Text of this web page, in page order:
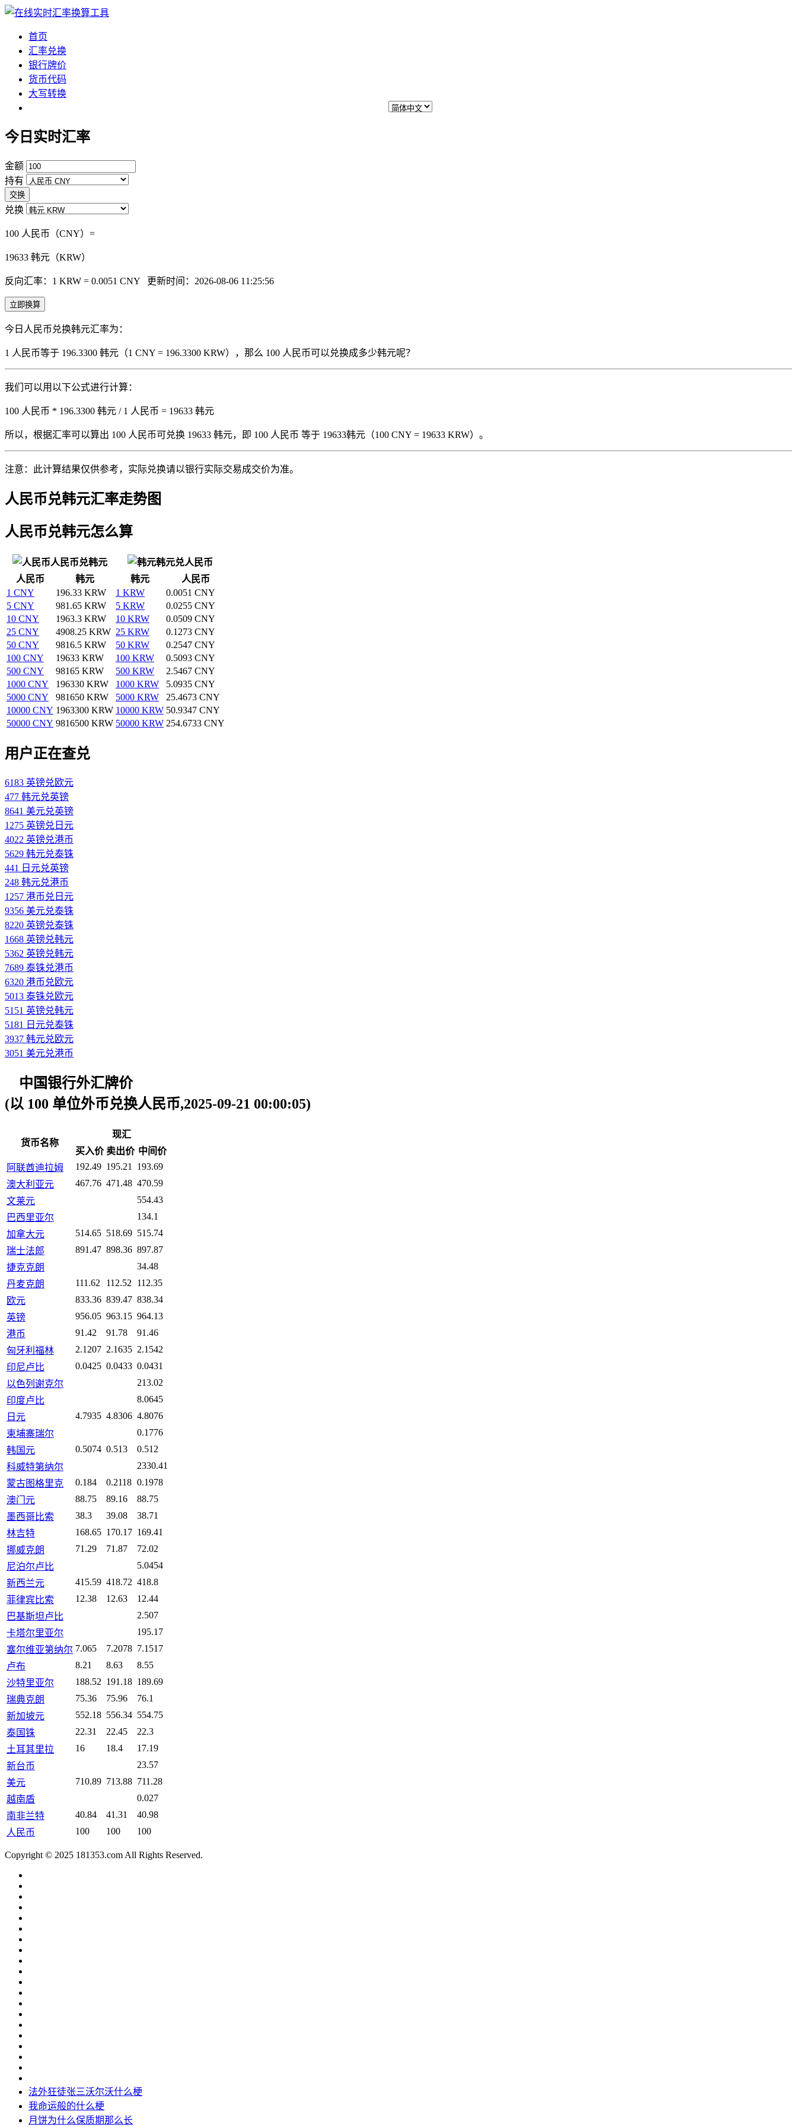
首页
汇率兑换
银行牌价
货币代码
大写转换
今日实时汇率
金额
持有
交换
兑换
100 人民币（CNY）=
19633 韩元（KRW）
反向汇率：1 KRW = 0.0051 CNY 更新时间：2026-08-06 11:25:56
立即换算
今日人民币兑换韩元汇率为：
1 人民币等于 196.3300 韩元（1 CNY = 196.3300 KRW），那么 100 人民币可以兑换成多少韩元呢？
我们可以用以下公式进行计算：
100 人民币 * 196.3300 韩元 / 1 人民币 = 19633 韩元
所以，根据汇率可以算出 100 人民币可兑换 19633 韩元，即 100 人民币 等于 19633韩元（100 CNY = 19633 KRW）。
注意：此计算结果仅供参考，实际兑换请以银行实际交易成交价为准。
人民币兑韩元汇率走势图
人民币兑韩元怎么算
人民币兑韩元
韩元兑人民币
人民币
韩元 韩元
人民币
1 CNY
196.33 KRW 1 KRW
0.0051 CNY
5 CNY
981.65 KRW 5 KRW
0.0255 CNY
10 CNY
1963.3 KRW 10 KRW
0.0509 CNY
25 CNY
4908.25 KRW 25 KRW
0.1273 CNY
50 CNY
9816.5 KRW 50 KRW
0.2547 CNY
100 CNY
19633 KRW 100 KRW
0.5093 CNY
500 CNY
98165 KRW 500 KRW
2.5467 CNY
1000 CNY
196330 KRW 1000 KRW
5.0935 CNY
5000 CNY
981650 KRW 5000 KRW
25.4673 CNY
10000 CNY 1963300 KRW 10000 KRW 50.9347 CNY
50000 CNY 9816500 KRW 50000 KRW 254.6733 CNY
用户正在查兑
6183 英镑兑欧元
477 韩元兑英镑
8641 美元兑英镑
1275 英镑兑日元
4022 英镑兑港币
5629 韩元兑泰铢
441 日元兑英镑
248 韩元兑港币
1257 港币兑日元
9356 美元兑泰铢
8220 英镑兑泰铢
1668 英镑兑韩元
5362 英镑兑韩元
7689 泰铢兑港币
6320 港币兑欧元
5013 泰铢兑欧元
5151 英镑兑韩元
5181 日元兑泰铢
3937 韩元兑欧元
3051 美元兑港币
中国银行外汇牌价
(以 100 单位外币兑换人民币,2025-09-21 00:00:05)
货币名称
现汇
买入价 卖出价 中间价
阿联酋迪拉姆
192.49 195.21
193.69
澳大利亚元
467.76 471.48 470.59
文莱元
554.43
巴西里亚尔
134.1
加拿大元
514.65 518.69 515.74
瑞士法郎
891.47 898.36 897.87
捷克克朗
34.48
丹麦克朗
111.62 112.52
112.35
欧元
833.36 839.47 838.34
英镑
956.05 963.15 964.13
港币
91.42 91.78
91.46
匈牙利福林
2.1207 2.1635 2.1542
印尼卢比
0.0425 0.0433 0.0431
以色列谢克尔
213.02
印度卢比
8.0645
日元
4.7935 4.8306 4.8076
柬埔寨瑞尔
0.1776
韩国元
0.5074 0.513
0.512
科威特第纳尔
2330.41
蒙古图格里克
0.184 0.2118 0.1978
澳门元
88.75 89.16
88.75
墨西哥比索
38.3 39.08
38.71
林吉特
168.65 170.17 169.41
挪威克朗
71.29 71.87
72.02
尼泊尔卢比
5.0454
新西兰元
415.59 418.72 418.8
菲律宾比索
12.38 12.63
12.44
巴基斯坦卢比
2.507
卡塔尔里亚尔
195.17
塞尔维亚第纳尔 7.065 7.2078 7.1517
卢布
8.21 8.63
8.55
沙特里亚尔
188.52 191.18 189.69
瑞典克朗
75.36 75.96
76.1
新加坡元
552.18 556.34 554.75
泰国铢
22.31 22.45
22.3
土耳其里拉
16 18.4
17.19
新台币
23.57
美元
710.89 713.88 711.28
越南盾
0.027
南非兰特
40.84 41.31
40.98
人民币
100 100 100
Copyright © 2025 181353.com All Rights Reserved.
法外狂徒张三沃尔沃什么梗
我命运般的什么梗
月饼为什么保质期那么长